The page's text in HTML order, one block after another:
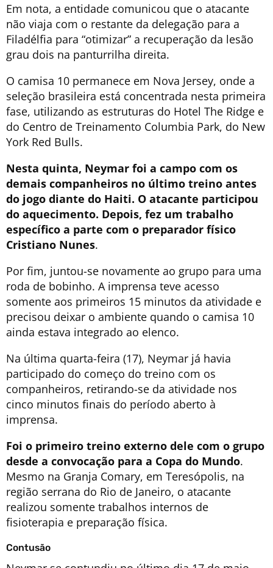
Em nota, a entidade comunicou que o atacante
não viaja com o restante da delegação para a
Filadélfia para “otimizar” a recuperação da lesão
grau dois na panturrilha direita.
O camisa 10 permanece em Nova Jersey, onde a
seleção brasileira está concentrada nesta primeira
fase, utilizando as estruturas do Hotel The Ridge e
do Centro de Treinamento Columbia Park, do New
York Red Bulls.
Nesta quinta, Neymar foi a campo com os
demais companheiros no último treino antes
do jogo diante do Haiti. O atacante participou
do aquecimento. Depois, fez um trabalho
específico a parte com o preparador físico
Cristiano Nunes.
Por fim, juntou-se novamente ao grupo para uma
roda de bobinho. A imprensa teve acesso
somente aos primeiros 15 minutos da atividade e
precisou deixar o ambiente quando o camisa 10
ainda estava integrado ao elenco.
Na última quarta-feira (17), Neymar já havia
participado do começo do treino com os
companheiros, retirando-se da atividade nos
cinco minutos finais do período aberto à
imprensa.
Foi o primeiro treino externo dele com o grupo
desde a convocação para a Copa do Mundo.
Mesmo na Granja Comary, em Teresópolis, na
região serrana do Rio de Janeiro, o atacante
realizou somente trabalhos internos de
fisioterapia e preparação física.
Contusão